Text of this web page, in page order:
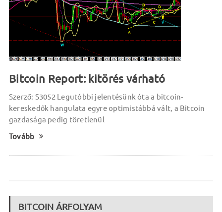
Bitcoin Report: kitörés várható
Szerző: S3052 Legutóbbi jelentésünk óta a bitcoin-
kereskedők hangulata egyre optimistábbá vált, a Bitcoin
gazdasága pedig töretlenül
Tovább
BITCOIN ÁRFOLYAM